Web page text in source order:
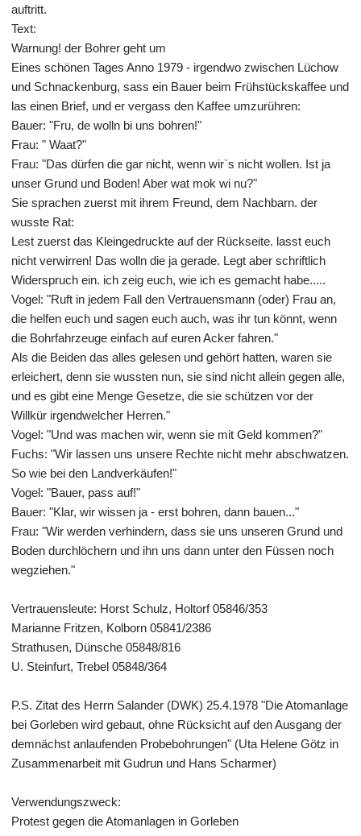
auftritt.
Text:
Warnung! der Bohrer geht um
Eines schönen Tages Anno 1979 - irgendwo zwischen Lüchow
und Schnackenburg, sass ein Bauer beim Frühstückskaffee und
las einen Brief, und er vergass den Kaffee umzurühren:
Bauer: "Fru, de wolln bi uns bohren!"
Frau: " Waat?"
Frau: "Das dürfen die gar nicht, wenn wir`s nicht wollen. Ist ja
unser Grund und Boden! Aber wat mok wi nu?"
Sie sprachen zuerst mit ihrem Freund, dem Nachbarn. der
wusste Rat:
Lest zuerst das Kleingedruckte auf der Rückseite. lasst euch
nicht verwirren! Das wolln die ja gerade. Legt aber schriftlich
Widerspruch ein. ich zeig euch, wie ich es gemacht habe.....
Vogel: "Ruft in jedem Fall den Vertrauensmann (oder) Frau an,
die helfen euch und sagen euch auch, was ihr tun könnt, wenn
die Bohrfahrzeuge einfach auf euren Acker fahren."
Als die Beiden das alles gelesen und gehört hatten, waren sie
erleichert, denn sie wussten nun, sie sind nicht allein gegen alle,
und es gibt eine Menge Gesetze, die sie schützen vor der
Willkür irgendwelcher Herren."
Vogel: "Und was machen wir, wenn sie mit Geld kommen?"
Fuchs: "Wir lassen uns unsere Rechte nicht mehr abschwatzen.
So wie bei den Landverkäufen!"
Vogel: "Bauer, pass auf!"
Bauer: "Klar, wir wissen ja - erst bohren, dann bauen..."
Frau: "Wir werden verhindern, dass sie uns unseren Grund und
Boden durchlöchern und ihn uns dann unter den Füssen noch
wegziehen."
Vertrauensleute: Horst Schulz, Holtorf 05846/353
Marianne Fritzen, Kolborn 05841/2386
Strathusen, Dünsche 05848/816
U. Steinfurt, Trebel 05848/364
P.S. Zitat des Herrn Salander (DWK) 25.4.1978 "Die Atomanlage
bei Gorleben wird gebaut, ohne Rücksicht auf den Ausgang der
demnächst anlaufenden Probebohrungen" (Uta Helene Götz in
Zusammenarbeit mit Gudrun und Hans Scharmer)
Verwendungszweck:
Protest gegen die Atomanlagen in Gorleben